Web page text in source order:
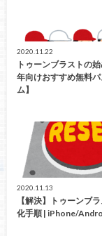
2020.11.22
トゥーンブラストの
年向けおすすめ無料
ム】
2020.11.13
【解決】トゥーンブ
化手順 | iPhone/